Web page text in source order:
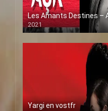
2021
Yargi en vostfr